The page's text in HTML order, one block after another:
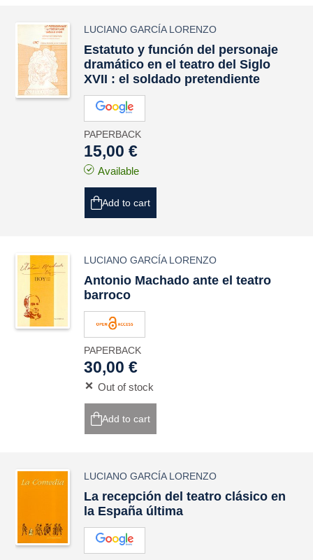
LUCIANO GARCÍA LORENZO
Estatuto y función del personaje
dramático en el teatro del Siglo
XVII : el soldado pretendiente
PAPERBACK
15,00 €
Available
Add to cart
LUCIANO GARCÍA LORENZO
Antonio Machado ante el teatro
barroco
PAPERBACK
30,00 €
Out of stock
Add to cart
LUCIANO GARCÍA LORENZO
La recepción del teatro clásico en
la España última